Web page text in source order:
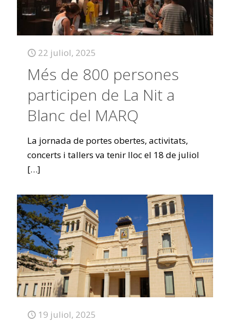
22 juliol, 2025
Més de 800 persones
participen de La Nit a
Blanc del MARQ
La jornada de portes obertes, activitats,
concerts i tallers va tenir lloc el 18 de juliol
[…]
19 juliol, 2025